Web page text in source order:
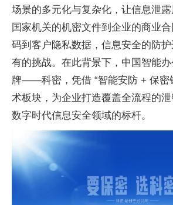
场景的多元化与复杂化，让信息泄
国家机关的机密文件到企业的商业
码到客户隐私数据，信息安全的防
有的挑战。在此背景下， 中国智能
牌——科密，凭借 “智能安防 + 保密
术板块，为企业打造覆盖全流程的
数字时代信息安全领域的标杆。